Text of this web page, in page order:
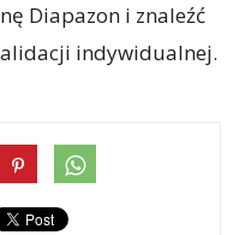
Diapazon i znaleźć
indywidualnej.